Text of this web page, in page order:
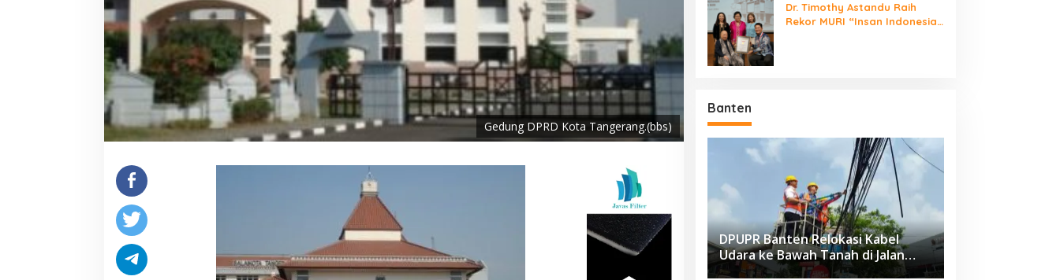
Gedung DPRD Kota Tangerang.(bbs)
Dr. Timothy Astandu Raih
Rekor MURI “Insan Indonesia
Banten
DPUPR Banten Relokasi Kabel
Udara ke Bawah Tanah di Jalan
Raden Fatah Ciledug